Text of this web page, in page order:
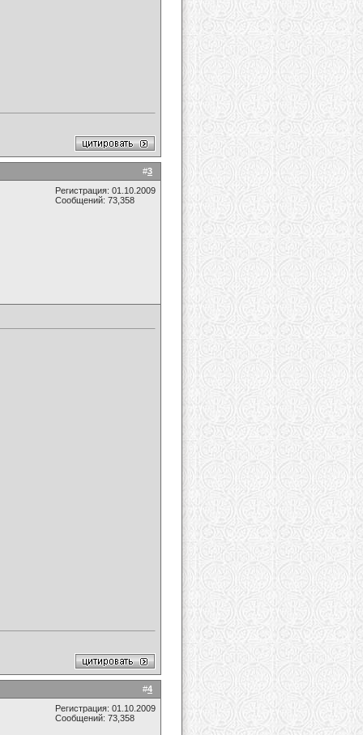
#3
Регистрация: 01.10.2009
Сообщений: 73,358
#4
Регистрация: 01.10.2009
Сообщений: 73,358